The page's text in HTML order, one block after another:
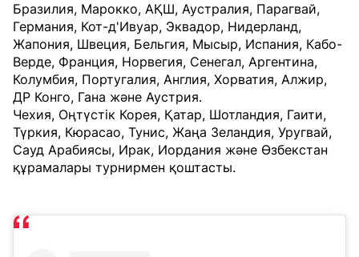
Бразилия, Марокко, АҚШ, Аустралия, Парагвай,
Германия, Кот-д'Ивуар, Эквадор, Нидерланд,
Жапония, Швеция, Бельгия, Мысыр, Испания, Кабо-
Верде, Франция, Норвегия, Сенегал, Аргентина,
Колумбия, Португалия, Англия, Хорватия, Алжир,
ДР Конго, Гана және Аустрия.
Чехия, Оңтүстік Корея, Қатар, Шотландия, Гаити,
Түркия, Кюрасао, Тунис, Жаңа Зеландия, Уругвай,
Сауд Арабиясы, Ирак, Иордания және Өзбекстан
құрамалары турнирмен қоштасты.